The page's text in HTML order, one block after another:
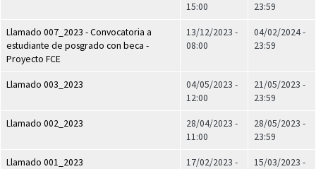
15:00
23:59
Llamado 007_2023 - Convocatoria a
estudiante de posgrado con beca -
Proyecto FCE
13/12/2023 -
08:00
04/02/2024 -
23:59
Llamado 003_2023
04/05/2023 -
12:00
21/05/2023 -
23:59
Llamado 002_2023
28/04/2023 -
11:00
28/05/2023 -
23:59
Llamado 001_2023
17/02/2023 -
15/03/2023 -